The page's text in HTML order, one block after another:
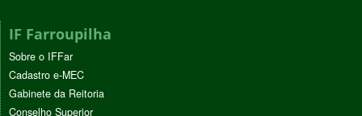
IF Farroupilha
Sobre o IFFar
Cadastro e-MEC
Gabinete da Reitoria
Conselho Superior